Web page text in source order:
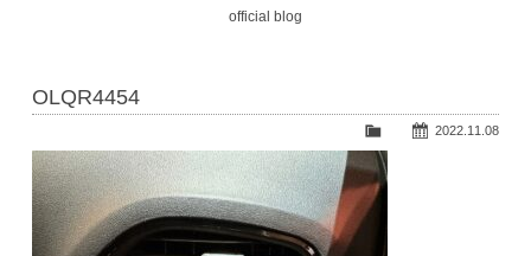
在庫車情報
会社紹介
スタッフ募集
official blog
OLQR4454
2022.11.08